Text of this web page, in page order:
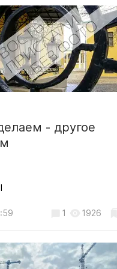
–
креативно
опасные ямы
2 2631
- другое
1 1926